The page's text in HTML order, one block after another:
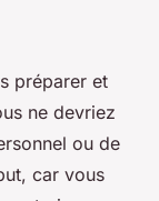
préparer et
ne devriez
ou de
car vous